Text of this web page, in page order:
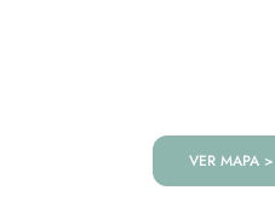
VER MAPA >